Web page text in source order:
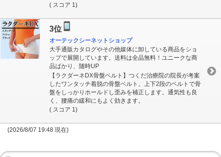
( スコア 1)
3位
オーテックシーネットショップ
大手通販カタログやその他媒体に卸している商品をショ
ップで展開しています。送料は全品無料！ユニークな商
品ばかり、随時UP
【ラクダーネDX骨盤ベルト】つくだ治療院の院長が考案
したワンタッチ着脱の骨盤ベルト。上下2段のベルトで骨
盤をしっかりホールドし歪みを補正します。通気性も良
く、腰痛の緩和にもよく効きます。
( スコア 1)
(2026/8/07 19:48 現在)